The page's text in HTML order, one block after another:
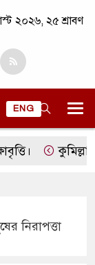
২০২৬, ২৫ শ্রাবণ
ENG
কুমিল্লার
নিরাপত্তা